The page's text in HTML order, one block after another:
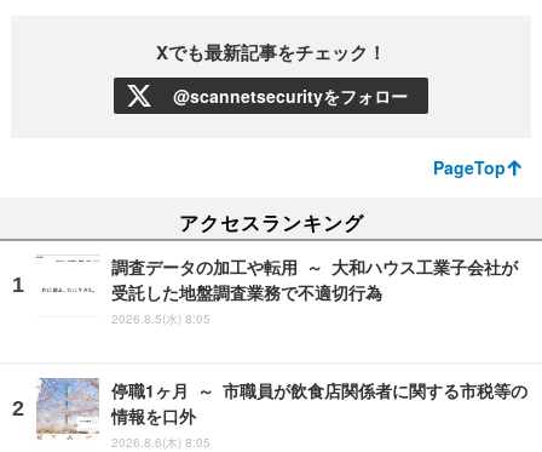
Xでも最新記事をチェック！
@scannetsecurityをフォロー
PageTop
アクセスランキング
調査データの加工や転用 ～ 大和ハウス工業子会社が
受託した地盤調査業務で不適切行為
2026.8.5(水) 8:05
停職1ヶ月 ～ 市職員が飲食店関係者に関する市税等の
情報を口外
2026.8.6(木) 8:05